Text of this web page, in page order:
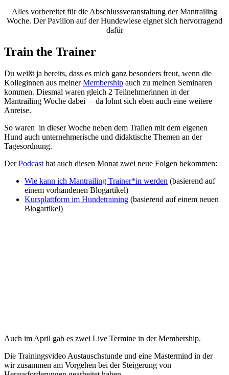
Alles vorbereitet für die Abschlussveranstaltung der Mantrailing
Woche. Der Pavillon auf der Hundewiese eignet sich hervorragend
dafür
Train the Trainer
Du weißt ja bereits, dass es mich ganz besonders freut, wenn die
Kolleginnen aus meinerMembership auch zu meinen Seminaren
kommen. Diesmal waren gleich 2 Teilnehmerinnen in der
Mantrailing Woche dabei – da lohnt sich eben auch eine weitere
Anreise.
So waren in dieser Woche neben dem Trailen mit dem eigenen
Hund auch unternehmerische und didaktische Themen an der
Tagesordnung.
DerPodcast hat auch diesen Monat zwei neue Folgen bekommen:
Wie kann ich Mantrailing Trainer*in werden (basierend auf
einem vorhandenen Blogartikel)
Kursplattform im Hundetraining (basierend auf einem neuen
Blogartikel)
Auch im April gab es zwei Live Termine in der Membership.
Die Trainingsvideo Austauschstunde und eine Mastermind in der
wir zusammen am Vorgehen bei der Steigerung von